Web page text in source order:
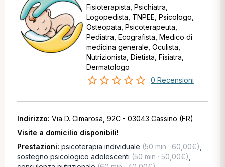
Fisioterapista, Psichiatra,
Logopedista, TNPEE, Psicologo,
Osteopata, Psicoterapeuta,
Pediatra, Ecografista, Medico di
medicina generale, Oculista,
Nutrizionista, Dietista, Fisiatra,
Dermatologo
0 Recensioni
Indirizzo: Via D. Cimarosa, 92C - 03043 Cassino (FR)
Visite a domicilio disponibili!
Prestazioni: psicoterapia individuale (50 min · 60,00€)
sostegno psicologico adolescenti (50 min · 50,00€)